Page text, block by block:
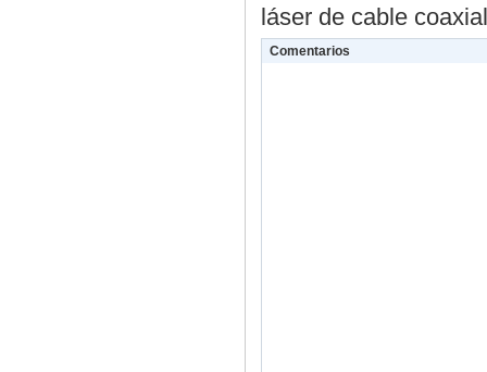
láser de cable
Comentarios